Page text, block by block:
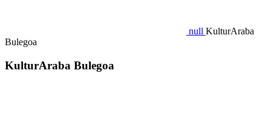
null KulturAraba
Bulegoa
KulturAraba Bulegoa